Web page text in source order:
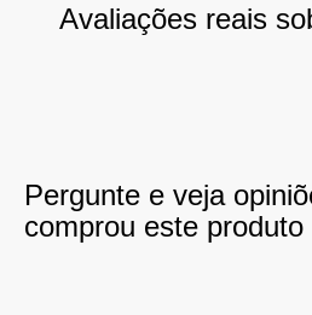
Avaliações reais
Pergunte e veja
comprou este produto